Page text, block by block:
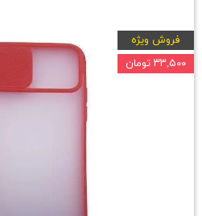
فروش ویژه
۳۳,۵۰۰ تومان